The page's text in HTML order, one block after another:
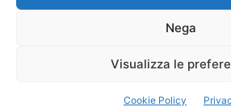
Nega
Visualizza le
Cookie Policy
Privacy Policy Cookie
Rights Reserved.